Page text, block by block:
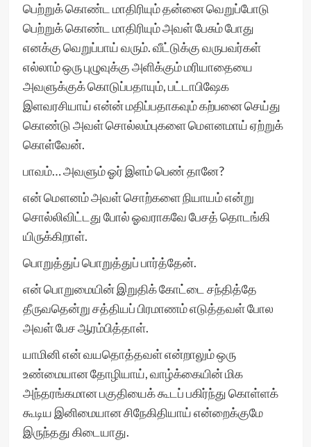
பெற்றுக் கொண்ட மாதிரியும் தன்னை வெறுப்போடு
பெற்றுக் கொண்ட மாதிரியும் அவள் பேசும் போது
எனக்கு வெறுப்பாய் வரும். வீட்டுக்கு வருபவர்கள்
எல்லாம் ஒரு புழுவுக்கு அளிக்கும் மரியாதையை
அவளுக்குக் கொடுப்பதாயும், பட்டாபிஷேக
இளவரசியாய் என்ன் மதிப்பதாகவும் கற்பனை செய்து
கொண்டு அவள் சொல்லம்புகளை மௌனமாய் ஏற்றுக்
கொள்வேன்.
பாவம்… அவளும் ஓர் இளம் பெண் தானே?
என் மௌனம் அவள் சொற்களை நியாயம் என்று
சொல்லிவிட்டது போல் ஓவராகவே பேசத் தொடங்கி
யிருக்கிறாள்.
பொறுத்துப் பொறுத்துப் பார்த்தேன்.
என் பொறுமையின் இறுதிக் கோட்டை சந்தித்தே
தீருவதென்று சத்தியப் பிரமாணம் எடுத்தவள் போல
அவள் பேச ஆரம்பித்தாள்.
யாமினி என் வயதொத்தவள் என்றாலும் ஒரு
உண்மையான தோழியாய், வாழ்க்கையின் மிக
அந்தரங்கமான பகுதியைக் கூடப் பகிர்ந்து கொள்ளக்
கூடிய இனிமையான சிநேகிதியாய் என்றைக்குமே
இருந்தது கிடையாது.